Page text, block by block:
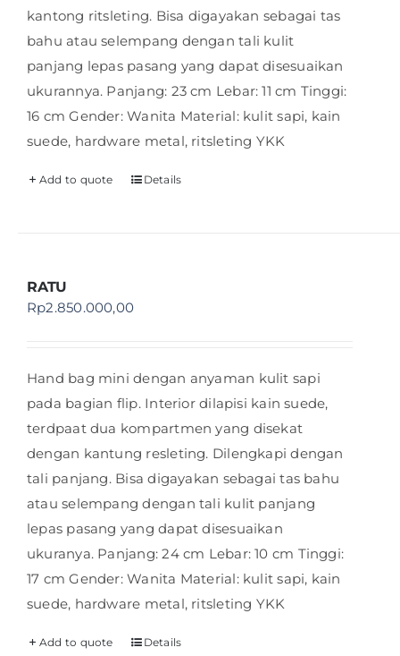
kantong ritsleting. Bisa digayakan sebagai tas
bahu atau selempang dengan tali kulit
panjang lepas pasang yang dapat disesuaikan
ukurannya. Panjang: 23 cm Lebar: 11 cm Tinggi:
16 cm Gender: Wanita Material: kulit sapi, kain
suede, hardware metal, ritsleting YKK
Add to quote Details
RATU
Rp2.850.000,00
Hand bag mini dengan anyaman kulit sapi
pada bagian flip. Interior dilapisi kain suede,
terdpaat dua kompartmen yang disekat
dengan kantung resleting. Dilengkapi dengan
tali panjang. Bisa digayakan sebagai tas bahu
atau selempang dengan tali kulit panjang
lepas pasang yang dapat disesuaikan
ukuranya. Panjang: 24 cm Lebar: 10 cm Tinggi:
17 cm Gender: Wanita Material: kulit sapi, kain
suede, hardware metal, ritsleting YKK
Add to quote Details